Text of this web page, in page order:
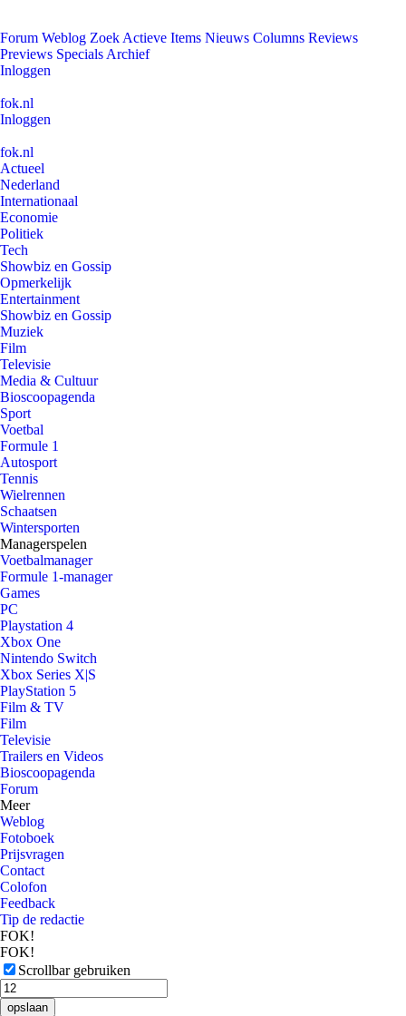
Forum Weblog Zoek Actieve Items Nieuws Columns Reviews
Previews Specials Archief
Inloggen
fok.nl
Inloggen
fok.nl
Actueel
Nederland
Internationaal
Economie
Politiek
Tech
Showbiz en Gossip
Opmerkelijk
Entertainment
Showbiz en Gossip
Muziek
Film
Televisie
Media & Cultuur
Bioscoopagenda
Sport
Voetbal
Formule 1
Autosport
Tennis
Wielrennen
Schaatsen
Wintersporten
Managerspelen
Voetbalmanager
Formule 1-manager
Games
PC
Playstation 4
Xbox One
Nintendo Switch
Xbox Series X|S
PlayStation 5
Film & TV
Film
Televisie
Trailers en Videos
Bioscoopagenda
Forum
Meer
Weblog
Fotoboek
Prijsvragen
Contact
Colofon
Feedback
Tip de redactie
FOK!
FOK!
Scrollbar gebruiken
opslaan